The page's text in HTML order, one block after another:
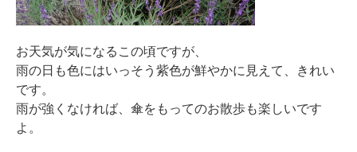
お天気が気になるこの頃ですが、
雨の日も色にはいっそう紫色が鮮やかに見えて、きれい
です。
雨が強くなければ、傘をもってのお散歩も楽しいです
よ。